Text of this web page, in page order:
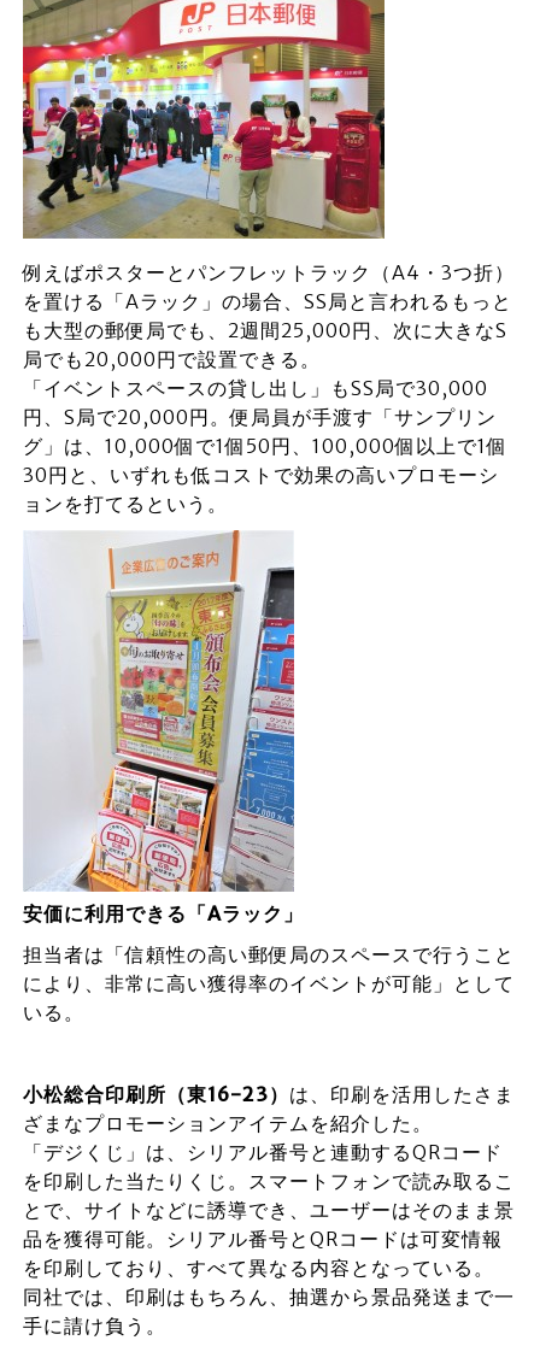
例えばポスターとパンフレットラック（A4・3つ折）
を置ける「Aラック」の場合、SS局と言われるもっと
も大型の郵便局でも、2週間25,000円、次に大きなS
局でも20,000円で設置できる。
「イベントスペースの貸し出し」もSS局で30,000
円、S局で20,000円。便局員が手渡す「サンプリン
グ」は、10,000個で1個50円、100,000個以上で1個
30円と、いずれも低コストで効果の高いプロモーシ
ョンを打てるという。
安価に利用できる「Aラック」
担当者は「信頼性の高い郵便局のスペースで行うこと
により、非常に高い獲得率のイベントが可能」として
いる。
小松総合印刷所（東16-23） は、印刷を活用したさま
ざまなプロモーションアイテムを紹介した。
「デジくじ」は、シリアル番号と連動するQRコード
を印刷した当たりくじ。スマートフォンで読み取るこ
とで、サイトなどに誘導でき、ユーザーはそのまま景
品を獲得可能。シリアル番号とQRコードは可変情報
を印刷しており、すべて異なる内容となっている。
同社では、印刷はもちろん、抽選から景品発送まで一
手に請け負う。